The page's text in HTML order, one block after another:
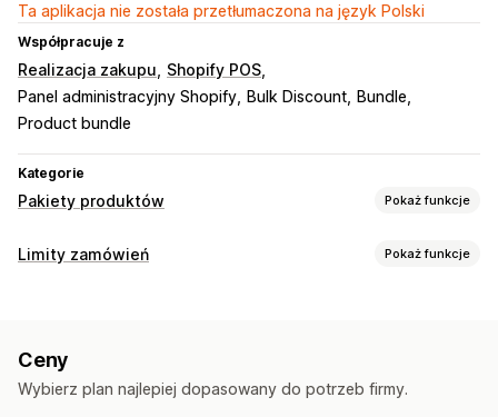
Ta aplikacja nie została przetłumaczona na język Polski
Współpracuje z
Realizacja zakupu
Shopify POS
Panel administracyjny Shopify
Bulk Discount
Bundle
Product bundle
Kategorie
Pakiety produktów Pokaż funkcje
Typy pakietów
Ceny, które można ustalić
Limity zamówień Pokaż funkcje
Limity dla konkretnych produktów
Zawężenie do kolekcji Tagi klientów
Ceny
Wybierz plan najlepiej dopasowany do potrzeb firmy.